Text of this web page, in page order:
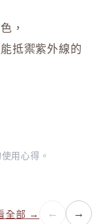
Mama &
，
抵禦紫外線的
用心得。
全部 → ← →